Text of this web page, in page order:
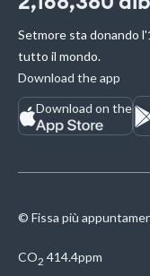
Setmore sta donando
tutto il mondo.
Download the app
Download on the
© Fissa più
CO2 414.4ppm